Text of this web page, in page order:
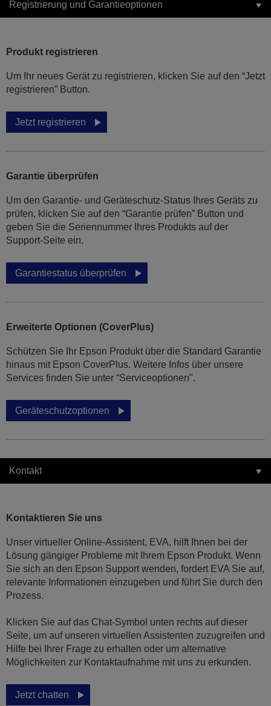
Registrierung und Garantieoptionen
Produkt registrieren
Um Ihr neues Gerät zu registrieren, klicken Sie auf den “Jetzt
registrieren” Button.
Jetzt registrieren
Garantie überprüfen
Um den Garantie- und Geräteschutz-Status Ihres Geräts zu
prüfen, klicken Sie auf den “Garantie prüfen” Button und
geben Sie die Seriennummer Ihres Produkts auf der
Support-Seite ein.
Garantiestatus überprüfen
Erweiterte Optionen (CoverPlus)
Schützen Sie Ihr Epson Produkt über die Standard Garantie
hinaus mit Epson CoverPlus. Weitere Infos über unsere
Services finden Sie unter “Serviceoptionen".
Geräteschutzoptionen
Kontakt
Kontaktieren Sie uns
Unser virtueller Online-Assistent, EVA, hilft Ihnen bei der
Lösung gängiger Probleme mit Ihrem Epson Produkt. Wenn
Sie sich an den Epson Support wenden, fordert EVA Sie auf,
relevante Informationen einzugeben und führt Sie durch den
Prozess.
Klicken Sie auf das Chat-Symbol unten rechts auf dieser
Seite, um auf unseren virtuellen Assistenten zuzugreifen und
Hilfe bei Ihrer Frage zu erhalten oder um alternative
Möglichkeiten zur Kontaktaufnahme mit uns zu erkunden.
Jetzt chatten